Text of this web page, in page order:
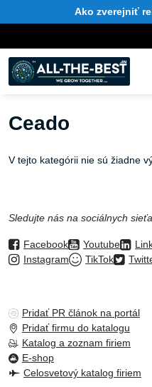
Ako zverejniť
Ceado
V tejto kategórii nie sú žiadne
Sledujte nás na sociálnych
Facebook Youtube
Instagram
TikTok
Pridať PR článok na portál
Pridať firmu do katalogu
Katalog a zoznam firiem
E-shop
Celosvetový katalog firiem